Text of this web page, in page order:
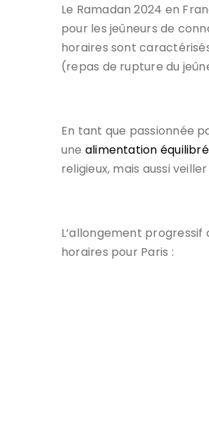
Le Ramadan 2024 en
pour les jeûneurs de
horaires sont
(repas de rupture du
En tant que passionnée
une alimentation
religieux, mais aussi
L’allongement progressif
horaires pour Paris :